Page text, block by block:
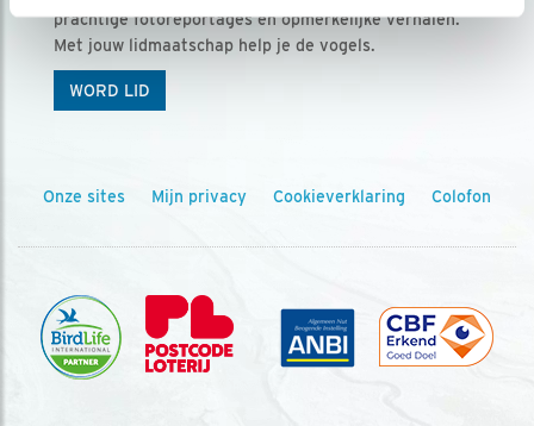
prachtige fotoreportages en opmerkelijke verhalen.
Met jouw lidmaatschap help je de vogels.
WORD LID
Onze sites Mijn privacy Cookieverklaring Colofon